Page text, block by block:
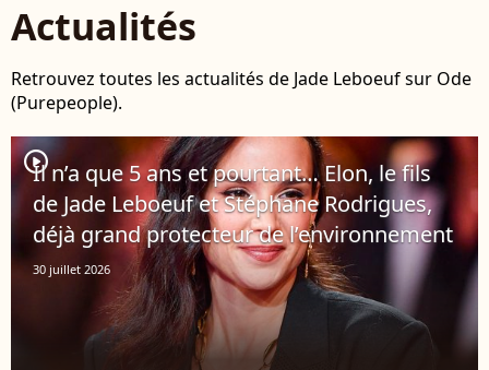
Actualités
Retrouvez toutes les actualités de Jade Leboeuf sur Ode
(Purepeople).
player2
Il n’a que 5 ans et pourtant… Elon, le fils
de Jade Leboeuf et Stéphane Rodrigues,
déjà grand protecteur de l’environnement
30 juillet 2026